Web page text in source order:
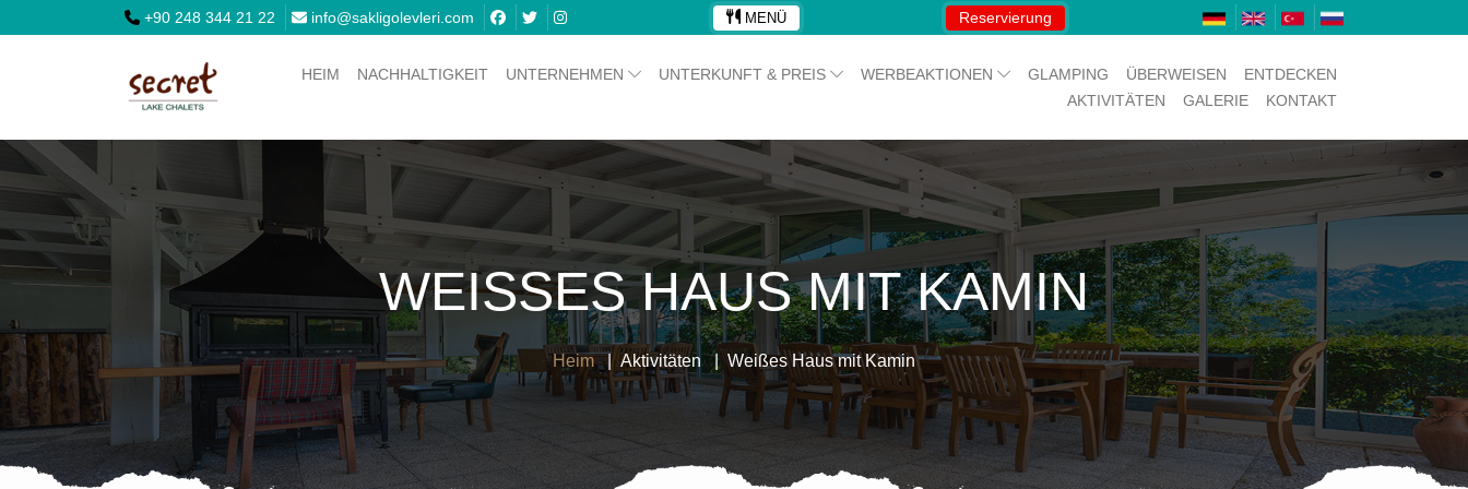
+90 248 344 21 22 info@sakligolevleri.com MENÜ Reservierung
HEIM NACHHALTIGKEIT UNTERNEHMEN UNTERKUNFT & PREIS WERBEAKTIONEN GLAMPING ÜBERWEISEN
ENTDECKEN
AKTIVITÄTEN
GALERIE KONTAKT
WEISSES HAUS MIT KAMIN
Heim Aktivitäten Weißes Haus mit Kamin